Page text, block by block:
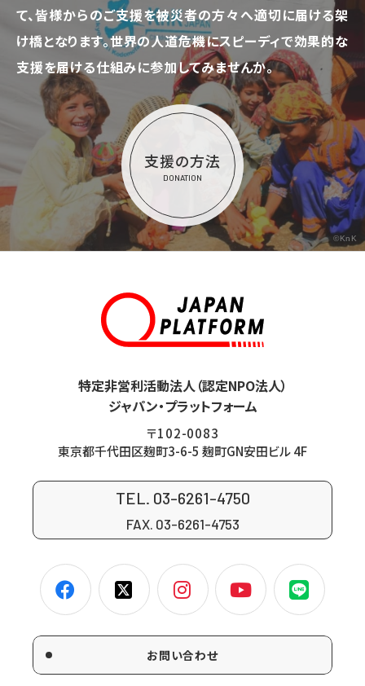
て、皆様からのご支援を被災者の方々へ適切に届ける架
け橋となります。世界の人道危機にスピーディで効果的な
支援を届ける仕組みに参加してみませんか。
支援の方法
DONATION
©KnK
特定非営利活動法人（認定NPO法人）
ジャパン・プラットフォーム
〒102-0083
東京都千代田区麹町3-6-5 麹町GN安田ビル 4F
TEL. 03-6261-4750
FAX. 03-6261-4753
お問い合わせ